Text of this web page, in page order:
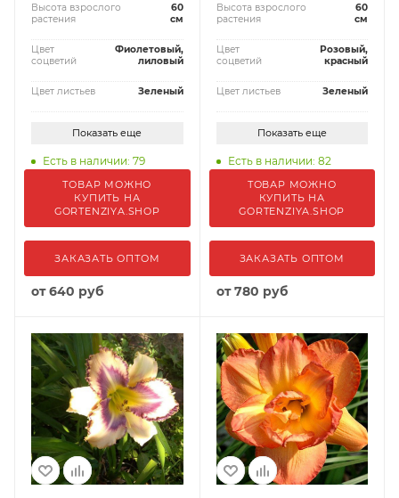
Высота взрослого
растения
60
см
Цвет
соцветий
Фиолетовый,
лиловый
Цвет листьев Зеленый
Показать еще
Есть в наличии: 79
ТОВАР МОЖНО
КУПИТЬ НА
GORTENZIYA.SHOP
ЗАКАЗАТЬ ОПТОМ
от640 руб
Высота взрослого
растения
60
см
Цвет
соцветий
Розовый,
красный
Цвет листьев Зеленый
Показать еще
Есть в наличии: 82
ТОВАР МОЖНО
КУПИТЬ НА
GORTENZIYA.SHOP
ЗАКАЗАТЬ ОПТОМ
от780 руб